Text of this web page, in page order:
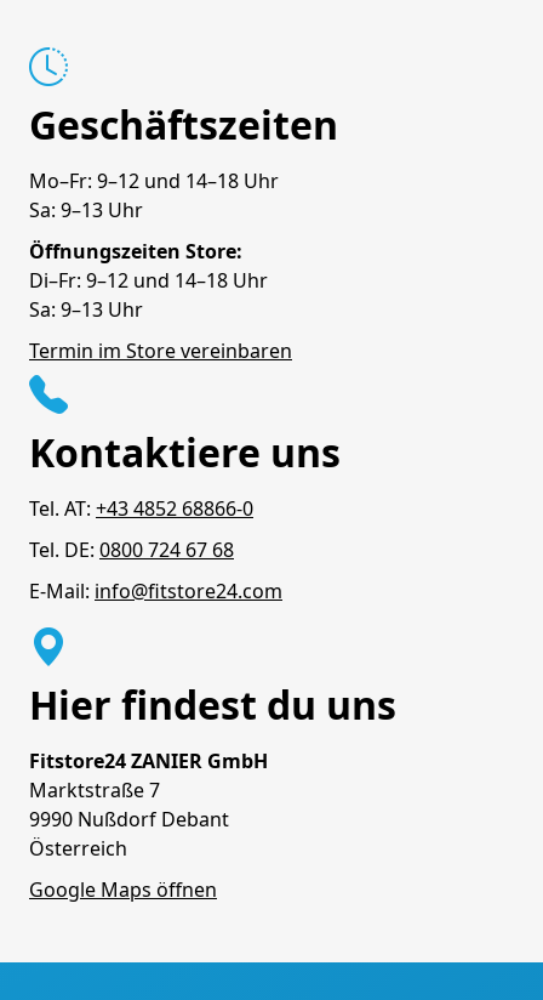
Geschäftszeiten
Mo–Fr: 9–12 und 14–18 Uhr
Sa: 9–13 Uhr
Öffnungszeiten Store:
Di–Fr: 9–12 und 14–18 Uhr
Sa: 9–13 Uhr
Termin im Store vereinbaren
Kontaktiere uns
Tel. AT: +43 4852 68866-0
Tel. DE: 0800 724 67 68
E-Mail: info@fitstore24.com
Hier findest du uns
Fitstore24 ZANIER GmbH
Marktstraße 7
9990 Nußdorf Debant
Österreich
Google Maps öffnen